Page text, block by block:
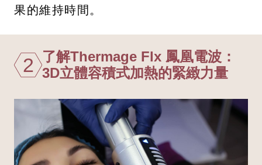
果的維持時間。
2
了解Thermage Flx 鳳凰電波：
3D立體容積式加熱的緊緻力量